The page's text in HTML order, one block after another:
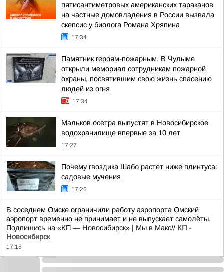
пятисантиметровых американских тараканов
на частные домовладения в России вызвала
скепсис у биолога Романа Хряпина
17:34
Памятник героям-пожарным. В Чулыме
открыли мемориал сотрудникам пожарной
охраны, посвятившим свою жизнь спасению
людей из огня
17:34
Мальков осетра выпустят в Новосибирское
водохранилище впервые за 10 лет
17:27
Почему гвоздика Шабо растет ниже плинтуса:
садовые мучения
17:26
В соседнем Омске ограничили работу аэропорта Омский
аэропорт временно не принимает и не выпускает самолёты.
Подпишись на «КП — Новосибирск» | Мы в Mакс// КП -
Новосибирск
17:15